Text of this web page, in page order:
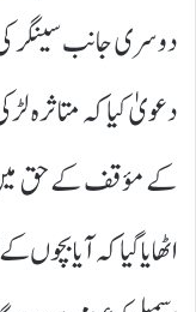
دوسری جانب
دعویٰ کیا کہ متاثرہ
کے مؤقف کے حق
اٹھایا گیا کہ آیا